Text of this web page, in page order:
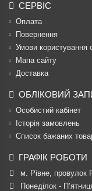
СЕРВІС
Оплата
Повернення
Умови користування
Мапа сайту
Доставка
ОБЛІКОВИЙ
Особистий кабінет
Історія замовлень
Список бажаних
ГРАФІК РОБОТИ
м. Рівне, провулок
Понеділок -